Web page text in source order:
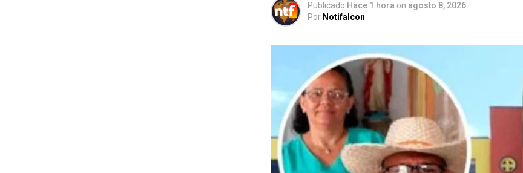
Publicado Hace 1 hora on agosto 8, 2026
Por Notifalcon